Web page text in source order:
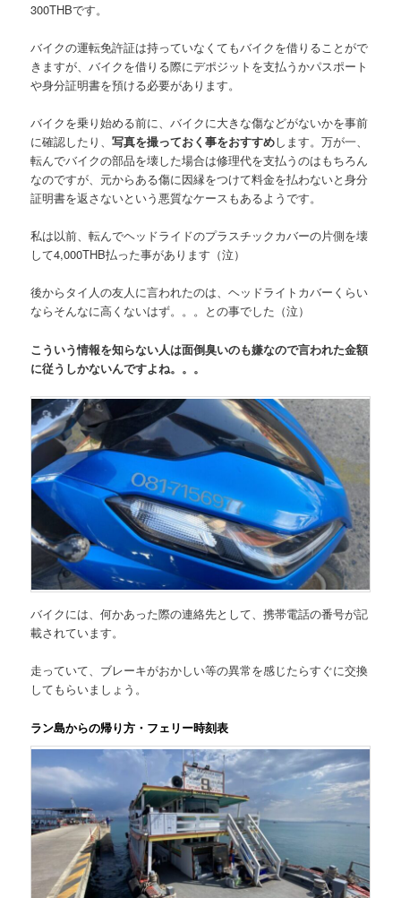
300THBです。
バイクの運転免許証は持っていなくてもバイクを借りることがで
きますが、バイクを借りる際にデポジットを支払うかパスポート
や身分証明書を預ける必要があります。
バイクを乗り始める前に、バイクに大きな傷などがないかを事前
に確認したり、写真を撮っておく事をおすすめします。万が一、
転んでバイクの部品を壊した場合は修理代を支払うのはもちろん
なのですが、元からある傷に因縁をつけて料金を払わないと身分
証明書を返さないという悪質なケースもあるようです。
私は以前、転んでヘッドライドのプラスチックカバーの片側を壊
して4,000THB払った事があります（泣）
後からタイ人の友人に言われたのは、ヘッドライトカバーくらい
ならそんなに高くないはず。。。との事でした（泣）
こういう情報を知らない人は面倒臭いのも嫌なので言われた金額
に従うしかないんですよね。。。
バイクには、何かあった際の連絡先として、携帯電話の番号が記
載されています。
走っていて、ブレーキがおかしい等の異常を感じたらすぐに交換
してもらいましょう。
ラン島からの帰り方・フェリー時刻表